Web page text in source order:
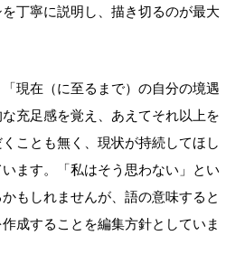
丁寧に説明し、描き切るのが最大
現在（に至るまで）の自分の境遇
充足感を覚え、あえてそれ以上を
ことも無く、現状が持続してほし
ます。「私はそう思わない」とい
もしれませんが、語の意味すると
成することを編集方針としていま